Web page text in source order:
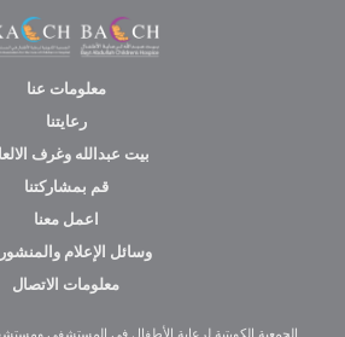
معلومات عنا
رعايتنا
بيت عبدالله وغرف
قم بمشاركتنا
اعمل معنا
وسائل الإعلام
معلومات الاتصال